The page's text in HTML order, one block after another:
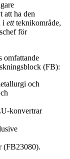
att ha den
i ettteknikområde,
för
omfattande
(FB):
och
konvertrar
(FB23080).